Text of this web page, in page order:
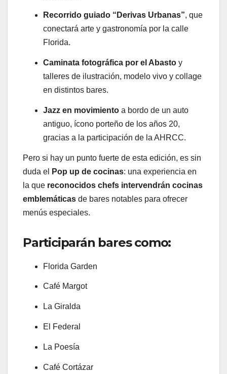
Recorrido guiado “Derivas Urbanas”, que
conectará arte y gastronomía por la calle
Florida.
Caminata fotográfica por el Abasto y
talleres de ilustración, modelo vivo y collage
en distintos bares.
Jazz en movimiento a bordo de un auto
antiguo, ícono porteño de los años 20,
gracias a la participación de la AHRCC.
Pero si hay un punto fuerte de esta edición, es sin
duda el
Pop up de cocinas: una experiencia en
la que reconocidos chefs intervendrán cocinas
emblemáticas de bares notables para ofrecer
menús especiales.
Participarán bares como:
Florida Garden
Café Margot
La Giralda
El Federal
La Poesía
Café Cortázar